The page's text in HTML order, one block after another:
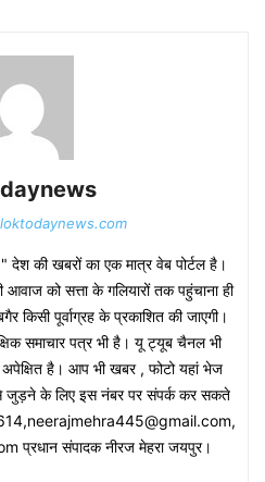
की खबरों का एक मात्र वेब पोर्टल है।
को सत्ता के गलियारों तक पहुंचाना ही
किसी पूर्वाग्रह के प्रकाशित की जाएगी।
समाचार पत्र भी है। यू ट्यूब चैनल भी
है। आप भी खबर , फोटो यहां भेज
के लिए इस नंबर पर संपर्क कर सकते
प्रधान संपादक नीरज मेहरा जयपुर।